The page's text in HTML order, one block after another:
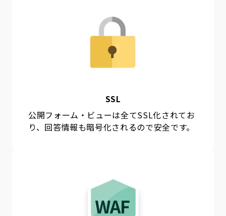
SSL
公開フォーム・ビューは全てSSL化されてお
り、回答情報も暗号化されるので安全です。